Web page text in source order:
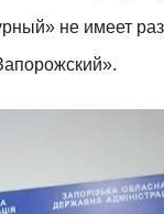
не имеет
».